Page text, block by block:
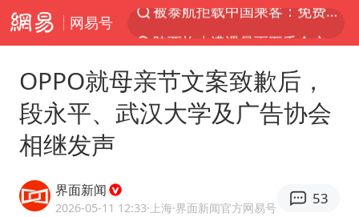
网易号
陕西柞水遭遇暴雨五千余户群众转移
弹药库存告急 美军补货难
香港殿堂级填词人黎彼得因病离世 终年76岁
OPPO就母亲节文案致歉后，
段永平、武汉大学及广告协会
相继发声
界面新闻
2026-05-11 12:33·上海·界面新闻官方网易号
53